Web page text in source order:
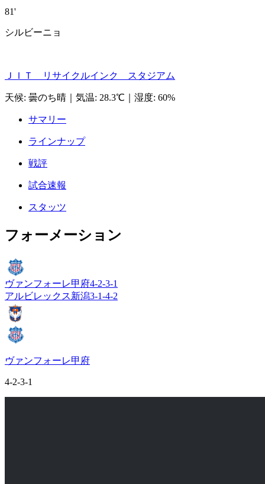
81'
シルビーニョ
ＪＩＴ リサイクルインク スタジアム
天候: 曇のち晴 気温: 28.3℃ 湿度: 60%
サマリー
ラインナップ
戦評
試合速報
スタッツ
フォーメーション
ヴァンフォーレ甲府4-2-3-1
アルビレックス新潟3-1-4-2
ヴァンフォーレ甲府
4-2-3-1